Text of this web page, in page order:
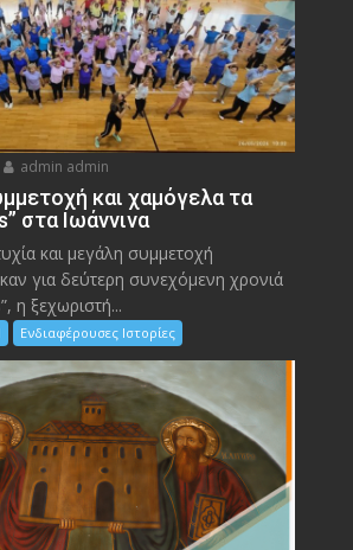
admin admin
και χαμόγελα τα
στα Ιωάννινα
και μεγάλη συμμετοχή
για δεύτερη συνεχόμενη χρονιά
η ξεχωριστή...
Ενδιαφέρουσες Ιστορίες